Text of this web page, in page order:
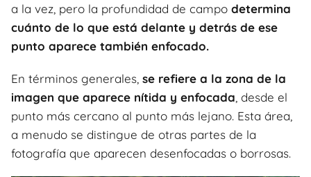
a la vez, pero la profundidad de campo determina
cuánto de lo que está delante y detrás de ese
punto aparece también enfocado.
En términos generales, se refiere a la zona de la
imagen que aparece nítida y enfocada , desde el
punto más cercano al punto más lejano. Esta área,
a menudo se distingue de otras partes de la
fotografía que aparecen desenfocadas o borrosas.